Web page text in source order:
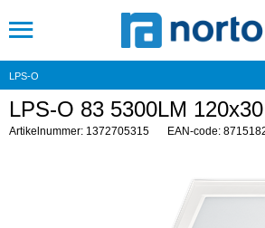
LPS-O
LPS-O 83 5300LM 120x30
Artikelnummer: 1372705315 EAN-code: